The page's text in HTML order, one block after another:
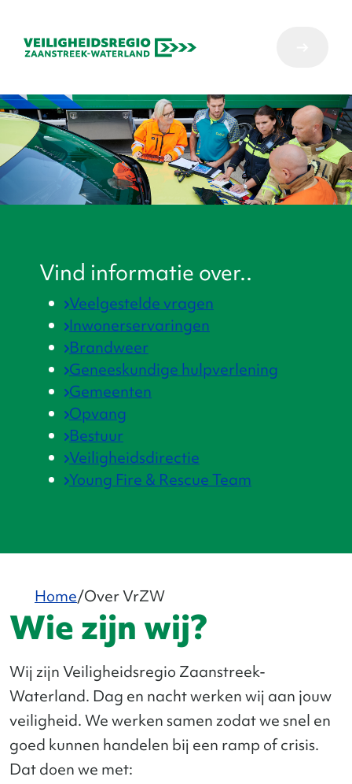
Vind informatie over..
Veelgestelde vragen
Inwonerservaringen
Brandweer
Geneeskundige hulpverlening
Gemeenten
Opvang
Bestuur
Veiligheidsdirectie
Young Fire & Rescue Team
Home Over VrZW
Wie zijn wij?
Wij zijn Veiligheidsregio Zaanstreek-
Waterland. Dag en nacht werken wij aan jouw
veiligheid. We werken samen zodat we snel en
goed kunnen handelen bij een ramp of crisis.
Dat doen we met: